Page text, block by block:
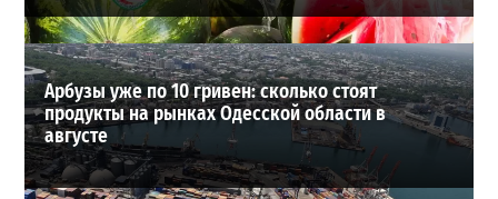
Арбузы уже по 10 гривен: сколько стоят
продукты на рынках Одесской области в
августе